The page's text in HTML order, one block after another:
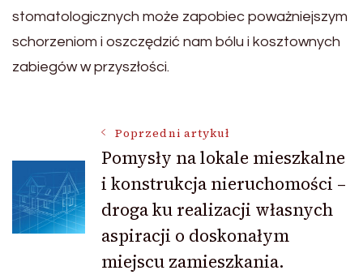
stomatologicznych może zapobiec poważniejszym
schorzeniom i oszczędzić nam bólu i kosztownych
zabiegów w przyszłości.
Nawigacja
wpisu
Poprzedni artykuł
Pomysły na lokale mieszkalne
i konstrukcja nieruchomości –
droga ku realizacji własnych
aspiracji o doskonałym
miejscu zamieszkania.